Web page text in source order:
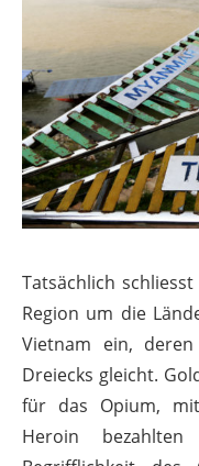
Tatsächlich
Region um die
Vietnam ein,
Dreiecks gleicht.
für das Opium,
Heroin